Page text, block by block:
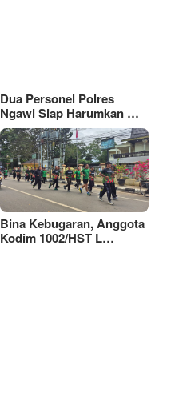
Dua Personel Polres
Ngawi Siap Harumkan …
Bina Kebugaran, Anggota
Kodim 1002/HST L…